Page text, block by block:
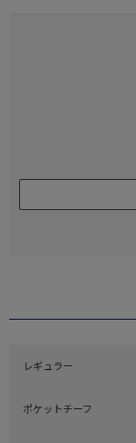
レギュラー
ポケットチーフ